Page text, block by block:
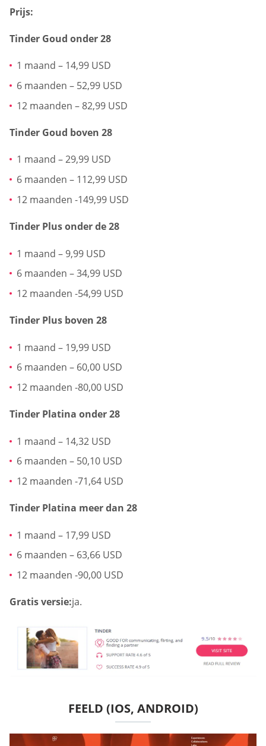
Prijs:
Tinder Goud onder 28
1 maand – 14,99 USD
6 maanden – 52,99 USD
12 maanden – 82,99 USD
Tinder Goud boven 28
1 maand – 29,99 USD
6 maanden – 112,99 USD
12 maanden -149,99 USD
Tinder Plus onder de 28
1 maand – 9,99 USD
6 maanden – 34,99 USD
12 maanden -54,99 USD
Tinder Plus boven 28
1 maand – 19,99 USD
6 maanden – 60,00 USD
12 maanden -80,00 USD
Tinder Platina onder 28
1 maand – 14,32 USD
6 maanden – 50,10 USD
12 maanden -71,64 USD
Tinder Platina meer dan 28
1 maand – 17,99 USD
6 maanden – 63,66 USD
12 maanden -90,00 USD
Gratis versie:ja.
FEELD (IOS, ANDROID)